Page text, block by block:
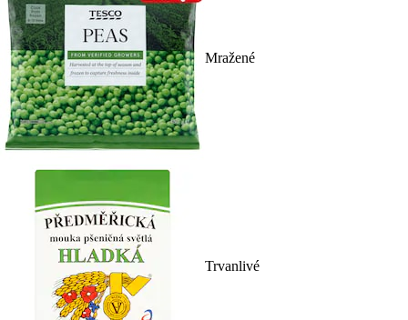
Mražené
Trvanlivé